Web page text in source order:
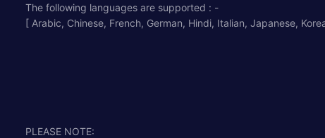
The following languages are supported : -
[ Arabic, Chinese, French, German, Hindi, Italian, Japanese,
PLEASE NOTE: